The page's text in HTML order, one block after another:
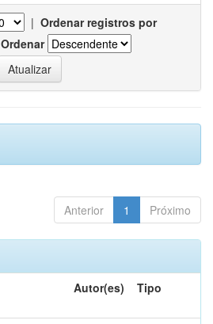
| Ordenar registros por
Ordenar
Anterior 1 Próximo
Autor(es) Tipo